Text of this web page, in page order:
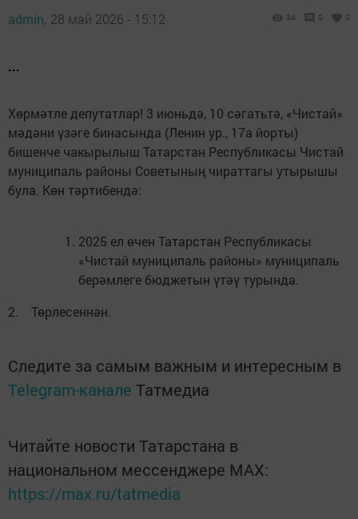
admin, 28 май 2026 - 15:12 34 0 0
...
Хөрмәтле депутатлар! 3 июньдә, 10 сәгатьтә, «Чистай»
мәдәни үзәге бинасында (Ленин ур., 17а йорты)
бишенче чакырылыш Татарстан Республикасы Чистай
муниципаль районы Советының чираттагы утырышы
була. Көн тәртибендә:
2025 ел өчен Татарстан Республикасы
«Чистай муниципаль районы» муниципаль
берәмлеге бюджетын үтәү турында.
2. Төрлесеннән.
Следите за самым важным и интересным в
Telegram-канале Татмедиа
Читайте новости Татарстана в
национальном мессенджере MАХ:
https://max.ru/tatmedia